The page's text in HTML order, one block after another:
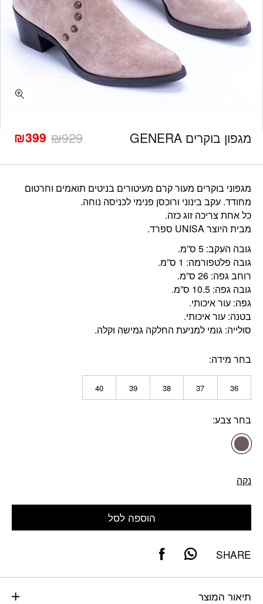
מגפון בוקרים GENERA ₪929
המחיר
המקורי
₪929.
₪399 המחיר
הנוכחי
₪399.
מגפוני בוקרים מעור קרם מעיטורים בניטים תואמים וחרטום
מחודד. עקב בינוני ורוכסן פנימי לכניסה נוחה.
כל אחת צריכה זוג כזה.
מבית היוצר UNISA ספרד.
גובה העקב: 5 ס”מ.
גובה פלטפורמה: 1 ס”מ.
רוחב גפה: 26 ס”מ.
גובה גפה: 10.5 ס”מ.
גפה: עור איכותי.
בטנה: עור איכותי.
סולייה: גומי למניעת החלקה גמישה וקלה.
בחר מידה
36
37
38
39
40
בחר צבע
נקה
הוספה לסל
SHARE
תיאור המוצר